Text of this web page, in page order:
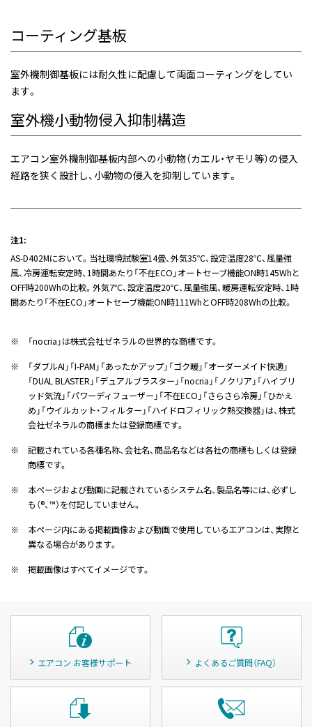
コーティング基板
室外機制御基板には耐久性に配慮して両面コーティングをしてい
ます。
室外機小動物侵入抑制構造
エアコン室外機制御基板内部への小動物（カエル・ヤモリ等）の侵入
経路を狭く設計し、小動物の侵入を抑制しています。
注1:
AS-D402Mにおいて。当社環境試験室14畳、外気35℃、設定温度28℃、風量強
風、冷房運転安定時、1時間あたり「不在ECO」オートセーブ機能ON時145Whと
OFF時200Whの比較。外気7℃、設定温度20℃、風量強風、暖房運転安定時、1時
間あたり「不在ECO」オートセーブ機能ON時111WhとOFF時208Whの比較。
※
「nocria」は株式会社ゼネラルの世界的な商標です。
※
「ダブルAI」「I-PAM」「あったかアップ」「ゴク暖」「オーダーメイド快適」
「DUAL BLASTER」「デュアルブラスター」「nocria」「ノクリア」「ハイブリ
ッド気流」「パワーディフューザー」「不在ECO」「さらさら冷房」「ひかえ
め」「ウイルカット・フィルター」「ハイドロフィリック熱交換器」は、株式
会社ゼネラルの商標または登録商標です。
※
記載されている各種名称、会社名、商品名などは各社の商標もしくは登録
商標です。
※
本ページおよび動画に記載されているシステム名、製品名等には、必ずし
も（®、™）を付記していません。
※
本ページ内にある掲載画像および動画で使用しているエアコンは、実際と
異なる場合があります。
※
掲載画像はすべてイメージです。
エアコン お客様サポート よくあるご質問（FAQ）